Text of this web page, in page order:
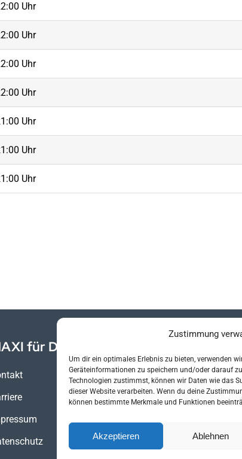
Zustimmung
Um dir ein optimales Erlebnis zu bieten, verwenden
Geräteinformationen zu speichern und/oder darauf
Technologien zustimmst, können wir Daten wie das
dieser Website verarbeiten. Wenn du deine
können bestimmte Merkmale und Funktionen
Akzeptieren Ablehnen
Uhr
Uhr
Uhr
Uhr
Uhr
Uhr
Uhr
für Dich